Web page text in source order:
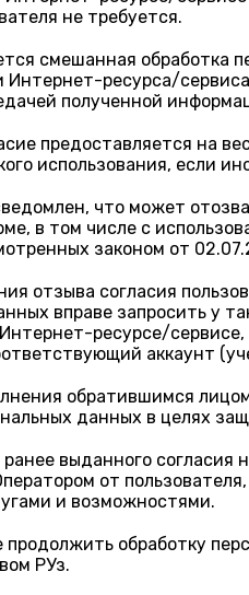
не требуется.
смешанная обработка
Интернет-ресурса/
полученной
предоставляется на
использования, если
что может
в том числе с
законом от
отзыва согласия
вправе запросить у
ресурсе/сервисе,
аккаунт
обратившимся
данных в целях
выданного
от
и возможностями.
продолжить обработку
РУз.